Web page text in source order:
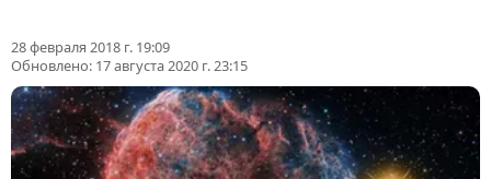
28 февраля 2018 г. 19:09
Обновлено: 17 августа 2020 г. 23:15